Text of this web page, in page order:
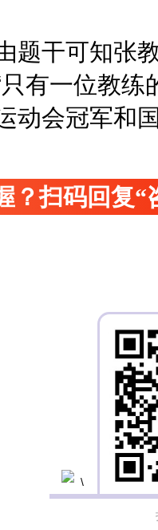
干可知张教
有一位教练
动会冠军和
？扫码回复“